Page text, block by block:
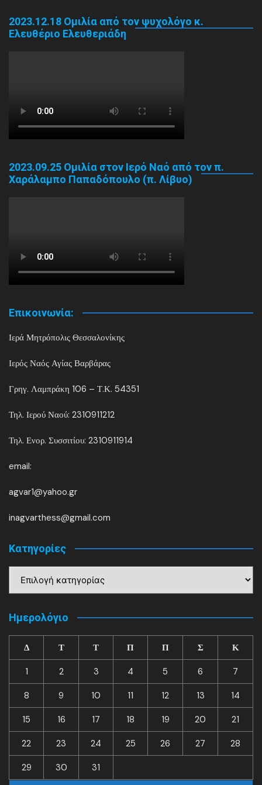
2023.12.18 Ομιλία από τον ψυχολόγο κ.
Ελευθέριο Ελευθεριάδη
2023.09.25 Ομιλία στον Ιερό Ναό από τον π.
Χαράλαμπο Παπαδόπουλο (π. Λίβυο)
Επικοινωνία:
Ιερά Μητρόπολις Θεσσαλονίκης
Ιερός Ναός Αγίας Βαρβάρας
Γρηγ. Λαμπράκη 106 – Τ.Κ. 54351
Τηλ. Ιερού Ναού: 2310911212
Τηλ. Ενορ. Συσσιτίου: 2310911914
email:
agvar1@yahoo.gr
inagvarthess@gmail.com
Kατηγορίες
Ημερολόγιο
Δ Τ Τ Π Π Σ Κ
1 2 3 4 5 6 7
8 9 10 11 12 13 14
15 16 17 18 19 20 21
22 23 24 25 26 27 28
29 30 31